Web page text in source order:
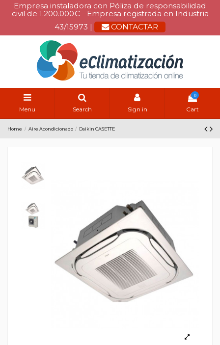
Empresa instaladora con Póliza de responsabilidad
civil de 1.200.000€ - Empresa registrada en Industria
43/15973 |
CONTACTAR
Menu Search Sign in
0
Cart
Home Aire Acondicionado Daikin CASETTE